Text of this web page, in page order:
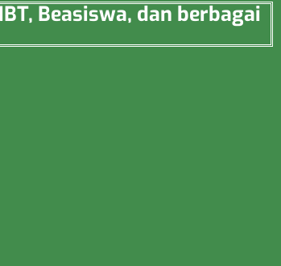
Beasiswa, dan berbagai